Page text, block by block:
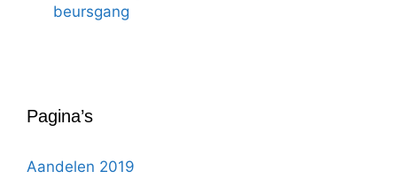
beursgang
Pagina’s
Aandelen 2019